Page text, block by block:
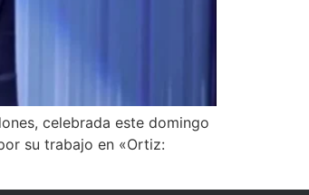
celebrada este domingo
su trabajo en «Ortiz: